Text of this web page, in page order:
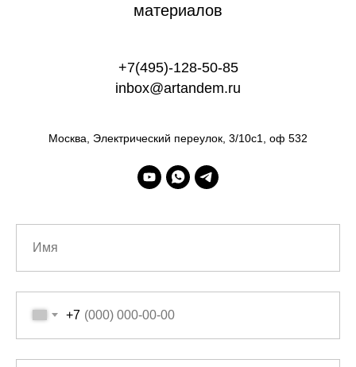
материалов
+7(495)-128-50-85
inbox@artandem.ru
Москва, Электрический переулок, 3/10с1, оф 532
+7